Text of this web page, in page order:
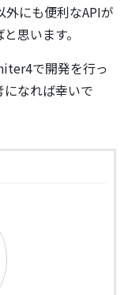
にも便利なAPIが
思います。
で開発を行っ
なれば幸いで